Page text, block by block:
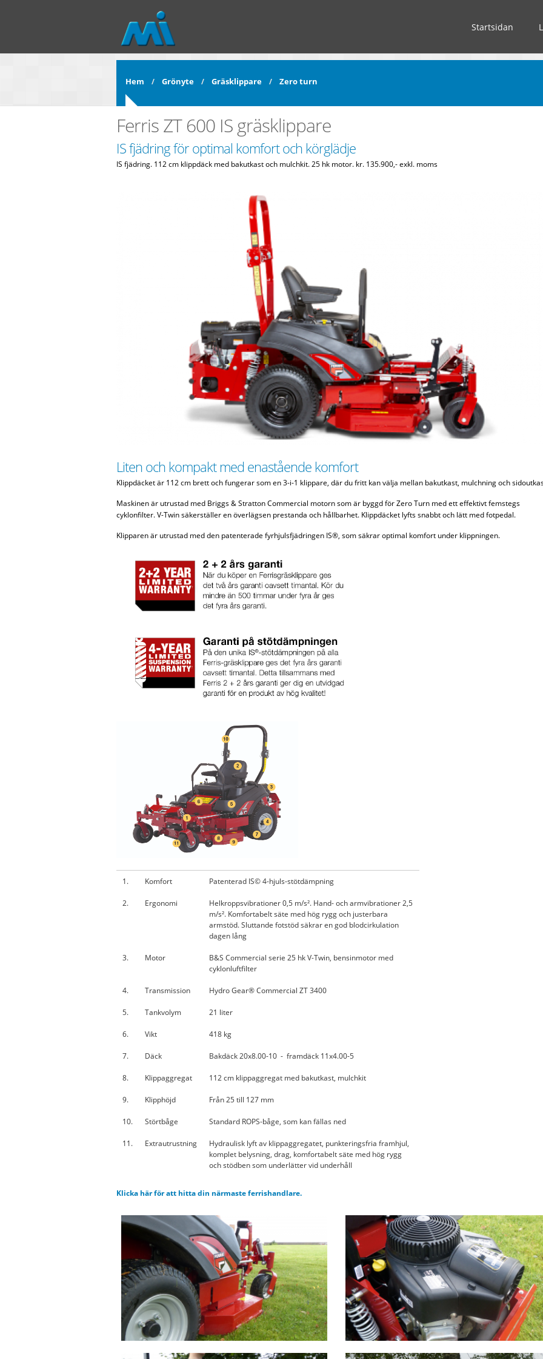
Startsidan
Hem Grönyte Gräsklippare Zero turn
Ferris ZT 600 IS gräsklippare
IS fjädring för optimal komfort och körglädje
IS fjädring. 112 cm klippdäck med bakutkast och mulchkit. 25 hk motor. kr. 135.900,- exkl. moms
Liten och kompakt med enastående komfort
Klippdäcket är 112 cm brett och fungerar som en 3-i-1 klippare, där du fritt kan välja mellan bakutkast, mulchning och
Maskinen är utrustad med Briggs & Stratton Commercial motorn som är byggd för Zero Turn med ett effektivt femstegs
cyklonfilter. V-Twin säkerställer en överlägsen prestanda och hållbarhet. Klippdäcket lyfts snabbt och lätt med fotpedal.
Klipparen är utrustad med den patenterade fyrhjulsfjädringen IS®, som säkrar optimal komfort under klippningen.
1. Komfort Patenterad IS© 4-hjuls-stötdämpning
2. Ergonomi
Helkroppsvibrationer 0,5 m/s². Hand- och armvibrationer 2,5
m/s². Komfortabelt säte med hög rygg och justerbara
armstöd. Sluttande fotstöd säkrar en god blodcirkulation
dagen lång
3. Motor
B&S Commercial serie 25 hk V-Twin, bensinmotor med
cyklonluftfilter
4. Transmission Hydro Gear® Commercial ZT 3400
5. Tankvolym 21 liter
6. Vikt 418 kg
7. Däck Bakdäck 20x8.00-10 - framdäck 11x4.00-5
8. Klippaggregat 112 cm klippaggregat med bakutkast, mulchkit
9. Klipphöjd Från 25 till 127 mm
10. Störtbåge Standard ROPS-båge, som kan fällas ned
11. Extrautrustning
Hydraulisk lyft av klippaggregatet, punkteringsfria framhjul,
komplet belysning, drag, komfortabelt säte med hög rygg
och stödben som underlätter vid underhåll
Klicka här för att hitta din närmaste ferrishandlare.
p1160438_klipper_rgb.png p1160447_rgb_motor.jpg